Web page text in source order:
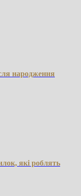
народження
які роблять